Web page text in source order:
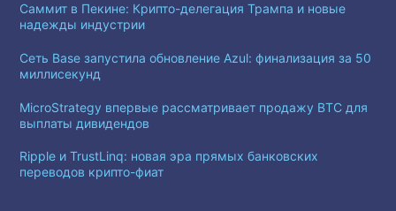
Саммит в Пекине: Крипто-делегация Трампа и новые
надежды индустрии
Сеть Base запустила обновление Azul: финализация за 50
миллисекунд
MicroStrategy впервые рассматривает продажу BTC для
выплаты дивидендов
Ripple и TrustLinq: новая эра прямых банковских
переводов крипто-фиат